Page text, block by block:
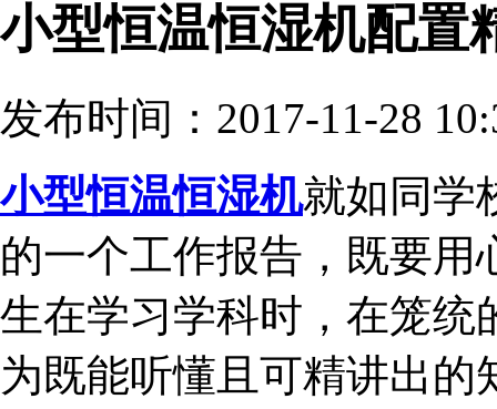
小型恒温恒湿机配置
发布时间：2017-11-28
小型恒温恒湿机就如同学
的一个工作报告，既要
生在学习学科时，在笼统
为既能听懂且可精讲出